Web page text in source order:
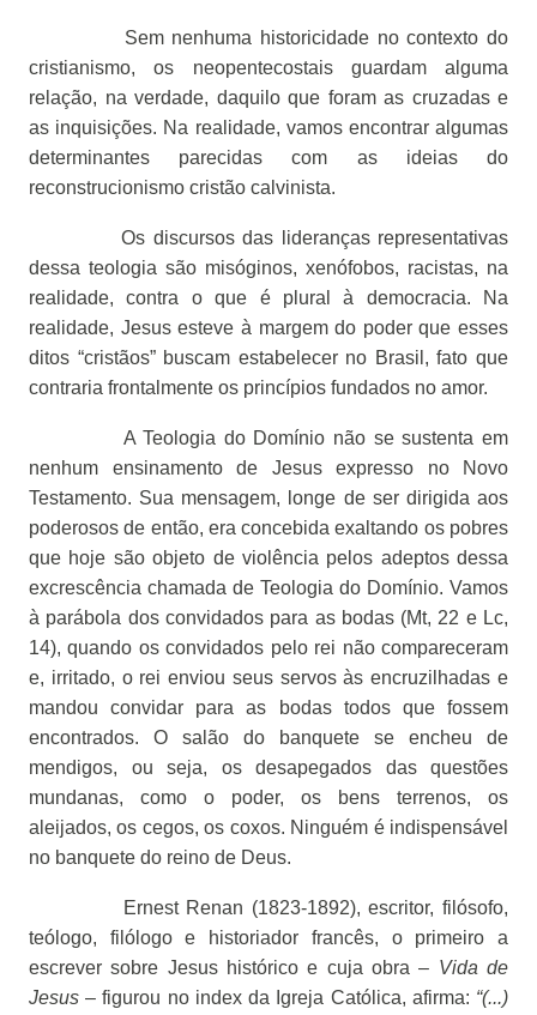
Sem nenhuma historicidade no contexto do
cristianismo, os neopentecostais guardam alguma
relação, na verdade, daquilo que foram as cruzadas e
as inquisições. Na realidade, vamos encontrar algumas
determinantes parecidas com as ideias do
reconstrucionismo cristão calvinista.
Os discursos das lideranças representativas
dessa teologia são misóginos, xenófobos, racistas, na
realidade, contra o que é plural à democracia. Na
realidade, Jesus esteve à margem do poder que esses
ditos “cristãos” buscam estabelecer no Brasil, fato que
contraria frontalmente os princípios fundados no amor.
A Teologia do Domínio não se sustenta em
nenhum ensinamento de Jesus expresso no Novo
Testamento. Sua mensagem, longe de ser dirigida aos
poderosos de então, era concebida exaltando os pobres
que hoje são objeto de violência pelos adeptos dessa
excrescência chamada de Teologia do Domínio. Vamos
à parábola dos convidados para as bodas (Mt, 22 e Lc,
14), quando os convidados pelo rei não compareceram
e, irritado, o rei enviou seus servos às encruzilhadas e
mandou convidar para as bodas todos que fossem
encontrados. O salão do banquete se encheu de
mendigos, ou seja, os desapegados das questões
mundanas, como o poder, os bens terrenos, os
aleijados, os cegos, os coxos. Ninguém é indispensável
no banquete do reino de Deus.
Ernest Renan (1823-1892), escritor, filósofo,
teólogo, filólogo e historiador francês, o primeiro a
escrever sobre Jesus histórico e cuja obra – Vida de
Jesus – figurou no index da Igreja Católica, afirma: “(...)